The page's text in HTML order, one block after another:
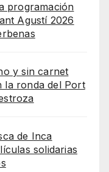
programación
Agustí 2026
y sin carnet
la ronda del Port
de Inca
solidarias